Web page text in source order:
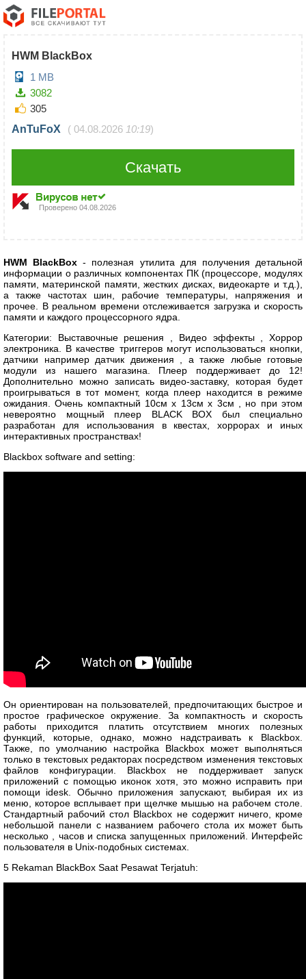
HWM BlackBox
1 MB
3082
305
AnTuFoX
( 04.08.2026 10:19)
Скачать
Проверено 04.08.2026
HWM BlackBox - полезная утилита для получения детальной
информации о различных компонентах ПК (процессоре, модулях
памяти, материнской памяти, жестких дисках, видеокарте и т.д.),
а также частотах шин, рабочие температуры, напряжения и
прочее. В реальном времени отслеживается загрузка и скорость
памяти и каждого процессорного ядра.
Категории: Выставочные решения , Видео эффекты , Хоррор
электроника. В качестве триггеров могут использоваться кнопки,
датчики например датчик движения , а также любые готовые
модули из нашего магазина. Плеер поддерживает до 12!
Дополнительно можно записать видео-заставку, которая будет
проигрываться в тот момент, когда плеер находится в режиме
ожидания. Очень компактный 10см x 13см x 3см , но при этом
невероятно мощный плеер BLACK BOX был специально
разработан для использования в квестах, хоррорах и иных
интерактивных пространствах!
Blackbox software and setting:
Он ориентирован на пользователей, предпочитающих быстрое и
простое графическое окружение. За компактность и скорость
работы приходится платить отсутствием многих полезных
функций, которые, однако, можно надстраивать к Blackbox.
Также, по умолчанию настройка Blackbox может выполняться
только в текстовых редакторах посредством изменения текстовых
файлов конфигурации. Blackbox не поддерживает запуск
приложений с помощью иконок хотя, это можно исправить при
помощи idesk. Обычно приложения запускают, выбирая их из
меню, которое всплывает при щелчке мышью на рабочем столе.
Стандартный рабочий стол Blackbox не содержит ничего, кроме
небольшой панели с названием рабочего стола их может быть
несколько , часов и списка запущенных приложений. Интерфейс
пользователя в Unix-подобных системах.
5 Rekaman BlackBox Saat Pesawat Terjatuh: